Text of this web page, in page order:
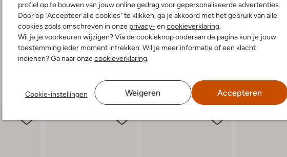
profiel op te bouwen van jouw online gedrag voor gepersonaliseerde advertenties.
Door op "Accepteer alle cookies" te klikken, ga je akkoord met het gebruik van alle
cookies zoals omschreven in onze privacy- en cookieverklaring.
Wil je je voorkeuren wijzigen? Via de cookieknop onderaan de pagina kun je jouw
toestemming ieder moment intrekken. Wil je meer informatie of een klacht
indienen? Ga naar onzecookieverklaring.
Cookie-instellingen Weigeren Accepteren